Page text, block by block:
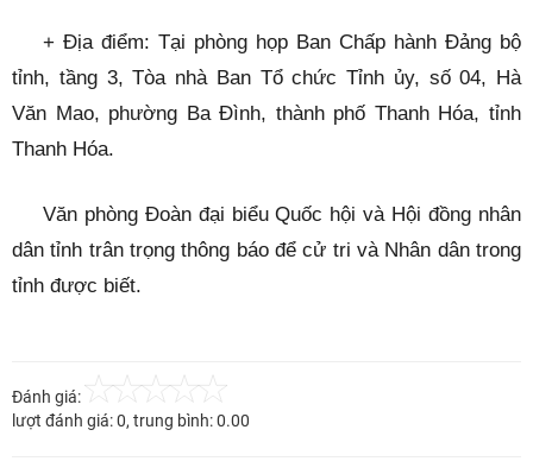
+ Địa điểm: Tại phòng họp Ban Chấp hành Đảng bộ
tỉnh, tầng 3, Tòa nhà Ban Tổ chức Tỉnh ủy, số 04, Hà
Văn Mao, phường Ba Đình, thành phố Thanh Hóa, tỉnh
Thanh Hóa.
Văn phòng Đoàn đại biểu Quốc hội và Hội đồng nhân
dân tỉnh trân trọng thông báo để cử tri và Nhân dân trong
tỉnh được biết.
Đánh giá:
lượt đánh giá:0, trung bình:0.00